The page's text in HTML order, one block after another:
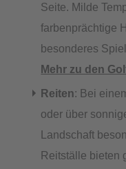
Seite. Milde
farbenprächtige
besonderes
Mehr zu den
Reiten: Bei
oder über
Landschaft
Reitställe bieten